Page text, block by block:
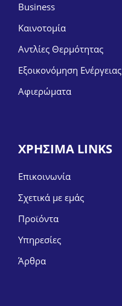
Business
Καινοτομία
Αντλίες Θερμότητας
Εξοικονόμηση Ενέργειας
Αφιερώματα
ΧΡΗΣΙΜΑ LINKS
Επικοινωνία
Σχετικά με εμάς
Προϊόντα
Υπηρεσίες
Άρθρα